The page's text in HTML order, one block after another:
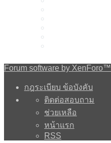
Forum software by XenForo™
กฎระเบียบ ข้อบังคับ
ติดต่อสอบถาม
ช่วยเหลือ
หน้าแรก
RSS